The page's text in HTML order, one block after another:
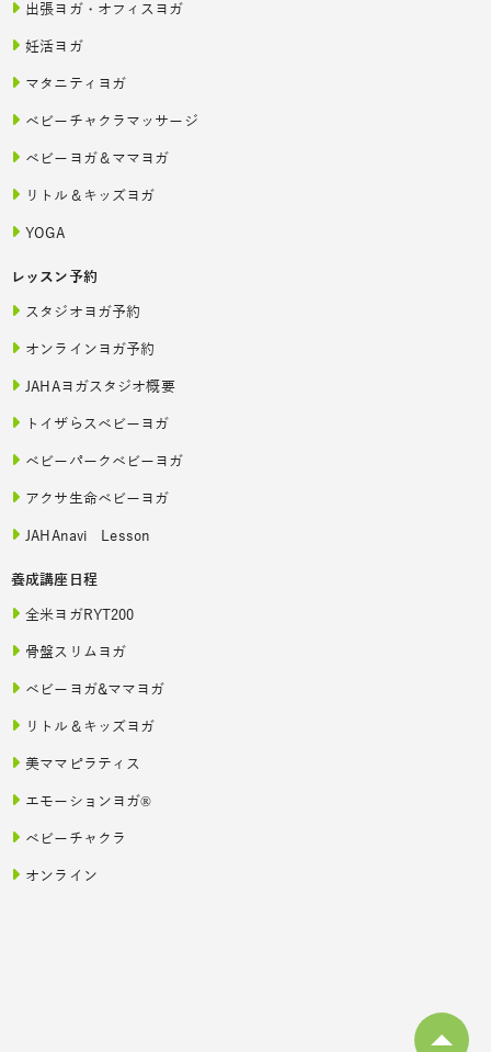
出張ヨガ・オフィスヨガ
妊活ヨガ
マタニティヨガ
ベビーチャクラマッサージ
ベビーヨガ＆ママヨガ
リトル＆キッズヨガ
YOGA
レッスン予約
スタジオヨガ予約
オンラインヨガ予約
JAHAヨガスタジオ概要
トイザらスベビーヨガ
ベビーパークベビーヨガ
アクサ生命ベビーヨガ
JAHAnavi Lesson
養成講座日程
全米ヨガRYT200
骨盤スリムヨガ
ベビーヨガ&ママヨガ
リトル＆キッズヨガ
美ママピラティス
エモーションヨガ®
ベビーチャクラ
オンライン